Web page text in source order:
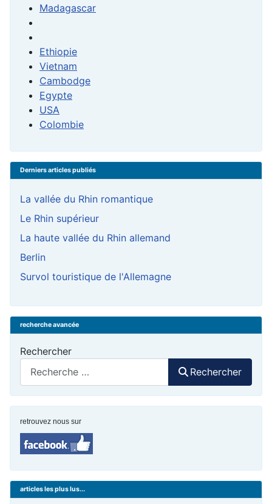
Madagascar
Ethiopie
Vietnam
Cambodge
Egypte
USA
Colombie
Derniers articles publiés
La vallée du Rhin romantique
Le Rhin supérieur
La haute vallée du Rhin allemand
Berlin
Survol touristique de l'Allemagne
recherche avancée
Rechercher
Rechercher
retrouvez nous sur
articles les plus lus...